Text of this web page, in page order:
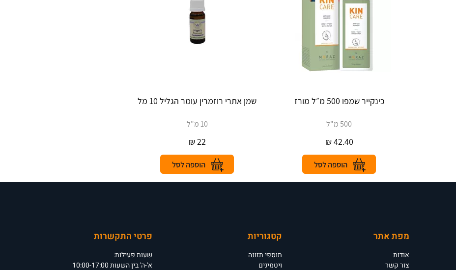
‎כינקייר‎ ‎שמפו 500 מ״ל ‎מורז
500 מ"ל
42.40
₪
שמן אתרי רוזמרין עומר הגליל 10 מל
10 מ"ל
22
₪
מפת אתר
אודות
צור קשר
קטגוריות
תוספי תזונה
ויטמינים
פרטי התקשרות
שעות פעילות:
א'-ה' בין השעות 10:00-17:00